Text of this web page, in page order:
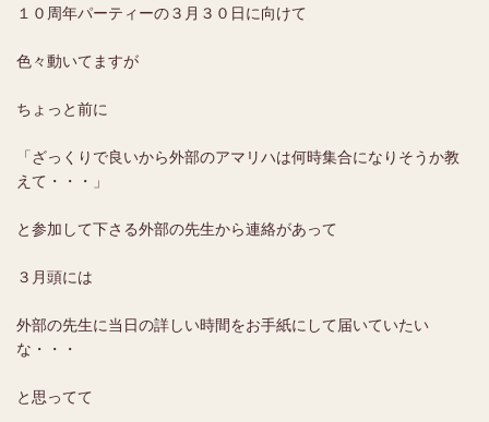
１０周年パーティーの３月３０日に向けて
色々動いてますが
ちょっと前に
「ざっくりで良いから外部のアマリハは何時集合になりそうか教
えて・・・」
と参加して下さる外部の先生から連絡があって
３月頭には
外部の先生に当日の詳しい時間をお手紙にして届いていたい
な・・・
と思ってて